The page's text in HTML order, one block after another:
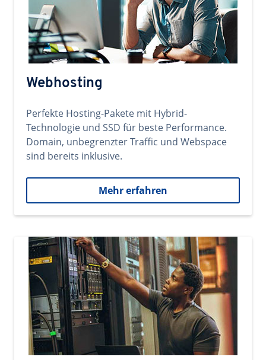
Webhosting
Perfekte Hosting-Pakete mit Hybrid-
Technologie und SSD für beste Performance.
Domain, unbegrenzter Traffic und Webspace
sind bereits inklusive.
Mehr erfahren